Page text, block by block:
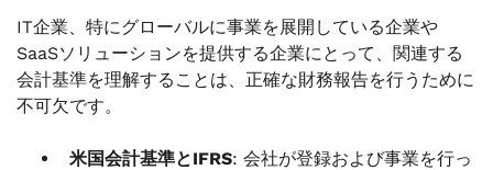
IT企業、特にグローバルに事業を展開している企業や
SaaSソリューションを提供する企業にとって、関連する
会計基準を理解することは、正確な財務報告を行うために
不可欠です。
米国会計基準とIFRS: 会社が登録および事業を行っ